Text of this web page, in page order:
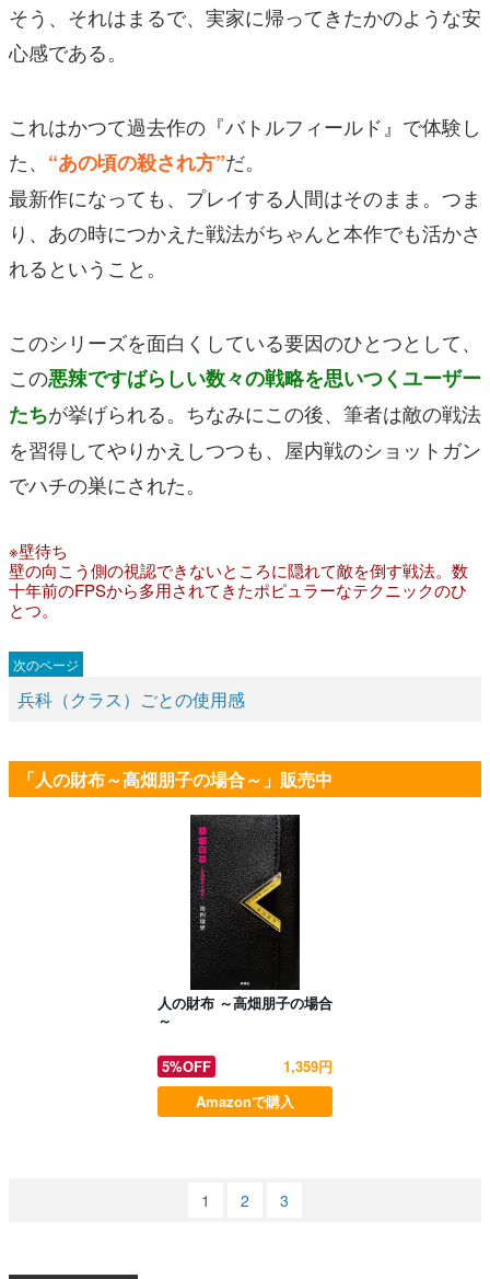
そう、それはまるで、実家に帰ってきたかのような安
心感である。
これはかつて過去作の『バトルフィールド』で体験し
た、 “あの頃の殺され方”だ。
最新作になっても、プレイする人間はそのまま。つま
り、あの時につかえた戦法がちゃんと本作でも活かさ
れるということ。
このシリーズを面白くしている要因のひとつとして、
この悪辣ですばらしい数々の戦略を思いつくユーザー
たちが挙げられる。ちなみにこの後、筆者は敵の戦法
を習得してやりかえしつつも、屋内戦のショットガン
でハチの巣にされた。
※壁待ち
壁の向こう側の視認できないところに隠れて敵を倒す戦法。数
十年前のFPSから多用されてきたポピュラーなテクニックのひ
とつ。
兵科（クラス）ごとの使用感
「人の財布～高畑朋子の場合～」販売中
人の財布 ～高畑朋子の場合
～
5%OFF
1,359円
Amazonで購入
1 2 3